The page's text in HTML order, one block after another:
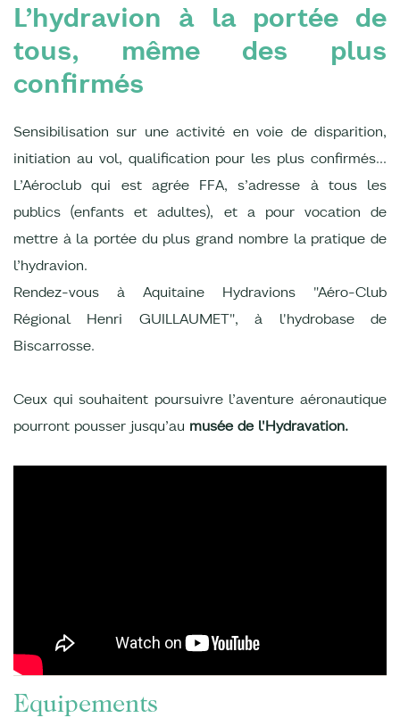
L’hydravion à la portée de
tous, même des plus
confirmés
Sensibilisation sur une activité en voie de disparition,
initiation au vol, qualification pour les plus confirmés…
L’Aéroclub qui est agrée FFA, s’adresse à tous les
publics (enfants et adultes), et a pour vocation de
mettre à la portée du plus grand nombre la pratique de
l’hydravion.
Rendez-vous à Aquitaine Hydravions "Aéro-Club
Régional Henri GUILLAUMET", à l'hydrobase de
Biscarrosse.
Ceux qui souhaitent poursuivre l’aventure aéronautique
pourront pousser jusqu’au musée de l'Hydravation.
Equipements